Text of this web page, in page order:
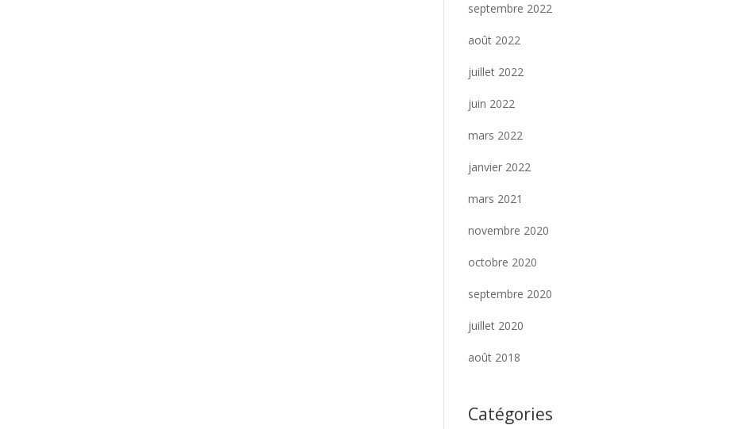
septembre 2022
août 2022
juillet 2022
juin 2022
mars 2022
janvier 2022
mars 2021
novembre 2020
octobre 2020
septembre 2020
juillet 2020
août 2018
Catégories